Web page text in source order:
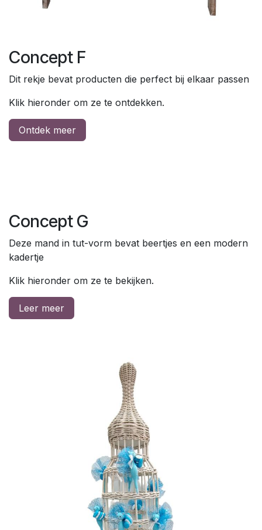
Concept F
Dit rekje bevat producten die perfect bij elkaar passen
Klik hieronder om ze te ontdekken.
Ontdek meer
Concept G
Deze mand in tut-vorm bevat beertjes en een modern
kadertje
Klik hieronder om ze te bekijken.
Leer meer